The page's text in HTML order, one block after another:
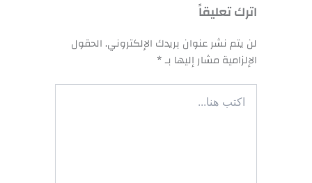
اترك تعليقاً
لن يتم نشر عنوان بريدك الإلكتروني.الحقول
الإلزامية مشار إليها بـ*
اكتب
هنا...